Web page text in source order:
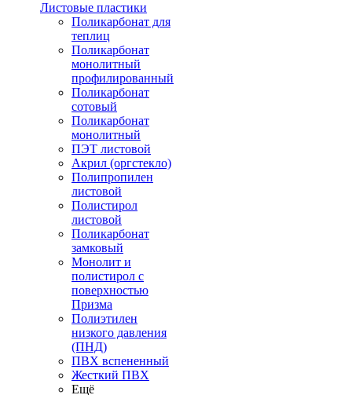
Листовые пластики
Поликарбонат для
теплиц
Поликарбонат
монолитный
профилированный
Поликарбонат
сотовый
Поликарбонат
монолитный
ПЭТ листовой
Акрил (оргстекло)
Полипропилен
листовой
Полистирол
листовой
Поликарбонат
замковый
Монолит и
полистирол с
поверхностью
Призма
Полиэтилен
низкого давления
(ПНД)
ПВХ вспененный
Жесткий ПВХ
Ещё